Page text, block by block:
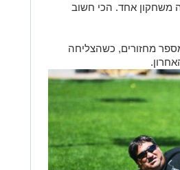
משחקון אחד. הכי חשוב
מחזורים, כשהצליחה